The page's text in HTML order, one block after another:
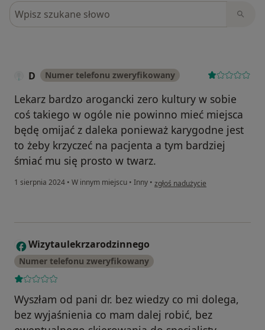
Szukaj w opiniach
D Numer telefonu zweryfikowany
Lekarz bardzo arogancki zero kultury w sobie
coś takiego w ogóle nie powinno mieć miejsca
będę omijać z daleka ponieważ karygodne jest
to żeby krzyczeć na pacjenta a tym bardziej
śmiać mu się prosto w twarz.
1 sierpnia 2024 • W innym miejscu • Inny • w opinii użytkownika D
zgłoś nadużycie
W Wizytaulekrzarodzinnego
Numer telefonu zweryfikowany
Wyszłam od pani dr. bez wiedzy co mi dolega,
bez wyjaśnienia co mam dalej robić, bez